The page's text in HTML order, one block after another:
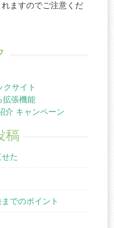
ますのでご注意くだ
サイト
拡張機能
介 キャンペーン
稿
た
でのポイント